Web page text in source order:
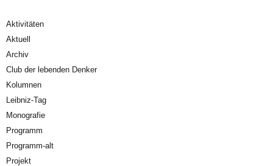
Aktivitäten
Aktuell
Archiv
Club der lebenden Denker
Kolumnen
Leibniz-Tag
Monografie
Programm
Programm-alt
Projekt